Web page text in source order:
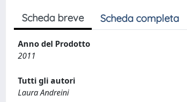
Scheda breve Scheda completa
Anno del Prodotto
2011
Tutti gli autori
Laura Andreini